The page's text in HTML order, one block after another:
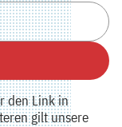
den Link in
gilt unsere